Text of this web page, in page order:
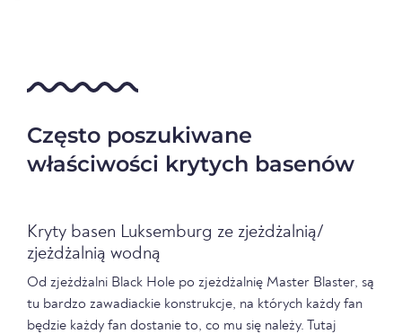
Często poszukiwane
właściwości krytych basenów
Kryty basen Luksemburg ze zjeżdżalnią/
zjeżdżalnią wodną
Od zjeżdżalni Black Hole po zjeżdżalnię Master Blaster, są
tu bardzo zawadiackie konstrukcje, na których każdy fan
będzie każdy fan dostanie to, co mu się należy. Tutaj